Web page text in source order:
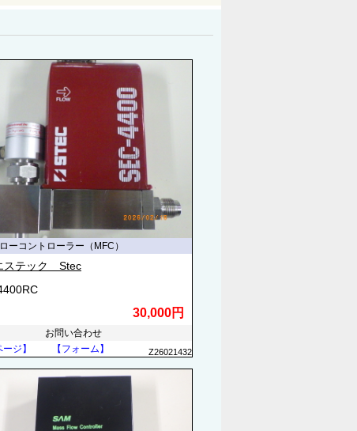
ーコントローラー（MFC）
ステック Stec
30,000円
お問い合わせ
ージ】
【フォーム】 Z26021432